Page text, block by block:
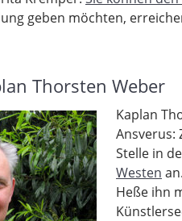
geben möchten,
Thorsten Weber
Kaplan
Ansverus:
Stelle in
Westen
Heße ihn